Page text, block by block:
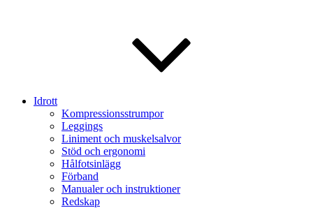
Idrott
Kompressionsstrumpor
Leggings
Liniment och muskelsalvor
Stöd och ergonomi
Hålfotsinlägg
Förband
Manualer och instruktioner
Redskap